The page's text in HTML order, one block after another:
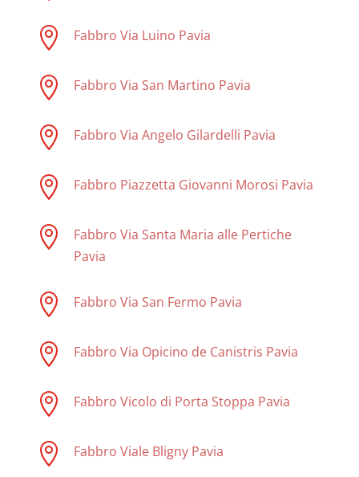

Fabbro Via Luino Pavia
 Fabbro Via San Martino Pavia
 Fabbro Via Angelo Gilardelli Pavia
 Fabbro Piazzetta Giovanni Morosi Pavia

Fabbro Via Santa Maria alle Pertiche
Pavia
 Fabbro Via San Fermo Pavia
 Fabbro Via Opicino de Canistris Pavia
 Fabbro Vicolo di Porta Stoppa Pavia
 Fabbro Viale Bligny Pavia